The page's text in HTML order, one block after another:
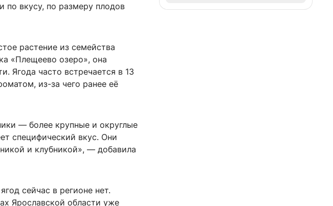
по вкусу, по размеру плодов
растение из семейства
«Плещеево озеро», она
Ягода часто встречается в 13
из-за чего ранее её
— более крупные и округлые
специфический вкус. Они
и клубникой», — добавила
сейчас в регионе нет.
Ярославской области уже